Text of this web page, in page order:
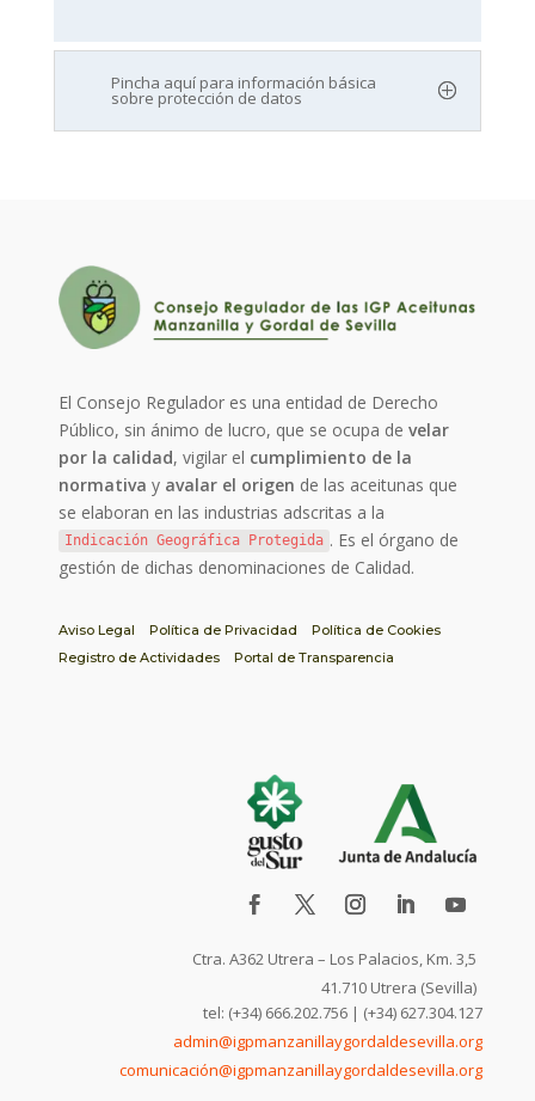
Pincha aquí para información básica
sobre protección de datos
El Consejo Regulador es una entidad de Derecho
Público, sin ánimo de lucro, que se ocupa develar
por la calidad, vigilar el cumplimiento de la
normativa y avalar el origen de las aceitunas que
se elaboran en las industrias adscritas a la
Indicación Geográfica Protegida . Es el órgano de
gestión de dichas denominaciones de Calidad.
Aviso Legal Política de Privacidad
Política de Cookies
Registro de Actividades
Portal de Transparencia
Ctra. A362 Utrera – Los Palacios, Km. 3,5
41.710 Utrera (Sevilla)
tel: (+34) 666.202.756 | (+34) 627.304.127
admin@igpmanzanillaygordaldesevilla.org
comunicación@igpmanzanillaygordaldesevilla.org